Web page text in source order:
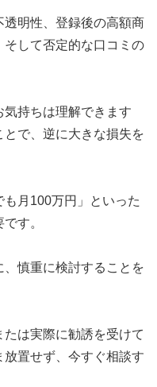
明性、登録後の高額商
して否定的な口コミの
持ちは理解できます
で、逆に大きな損失を
月100万円」といった
す。
慎重に検討することを
は実際に勧誘を受けて
置せず、今すぐ相談す